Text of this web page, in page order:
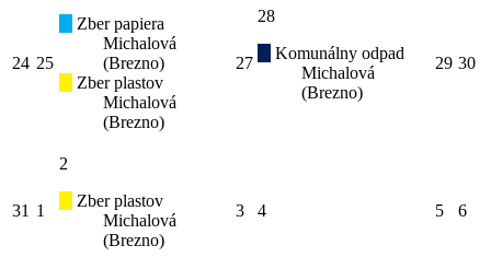
24 25
Zber papiera
Michalová
(Brezno)
Zber plastov
Michalová
(Brezno)
27
28
Komunálny odpad
Michalová
(Brezno)
29 30
31 1
2
Zber plastov
Michalová
(Brezno)
3 4 5 6